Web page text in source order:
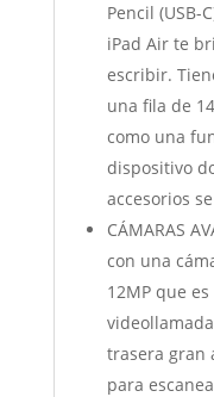
Pencil (USB-
iPad Air te
escribir.
una fila de
como una
dispositivo
accesorios
CÁMARAS
con una
12MP que
trasera gran
para